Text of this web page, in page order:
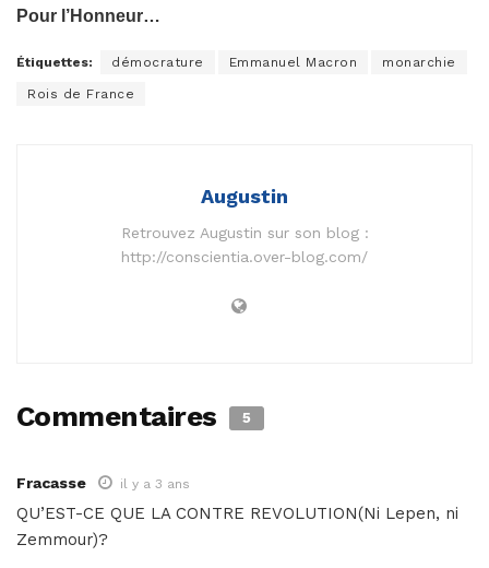
Pour l’Honneur…
Étiquettes: démocrature Emmanuel Macron monarchie
Rois de France
Augustin
Retrouvez Augustin sur son blog :
http://conscientia.over-blog.com/
Commentaires 5
Fracasse il y a 3 ans
QU’EST-CE QUE LA CONTRE REVOLUTION(Ni Lepen, ni
Zemmour)?